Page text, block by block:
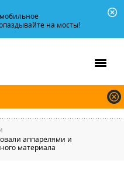
на мосты!
аппарелями и
материала